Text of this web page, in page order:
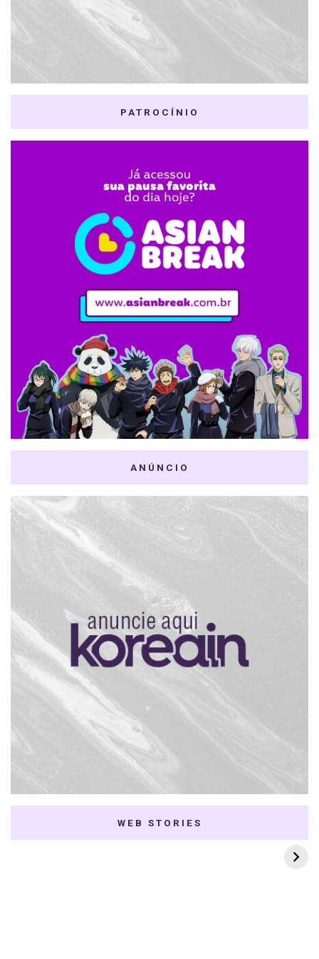
PATROCÍNIO
ANÚNCIO
WEB STORIES
7 K-dramas Enemies
to Lovers
Thai Dramas com
First e Khaotung